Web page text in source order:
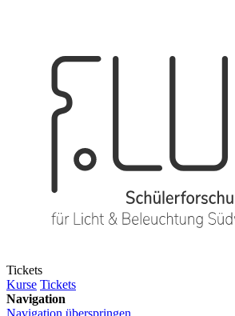
Tickets
Kurse Tickets
Navigation